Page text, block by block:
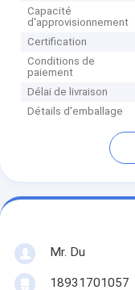
Capacité
d'approvisionnement
Certification
Conditions de
paiement
Délai de livraison
Détails d'emballage
Mr. Du
18931701057